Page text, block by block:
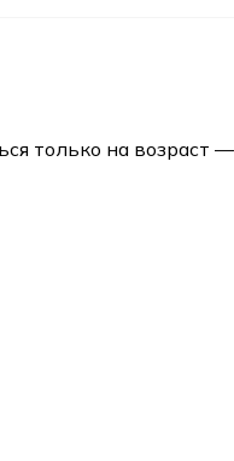
только на возраст